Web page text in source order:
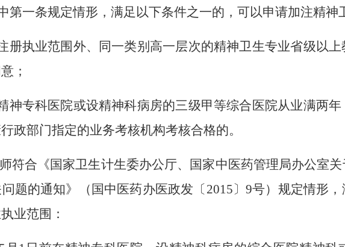
第一条规定情形，满足以下条件之一的，可以申请加注精神
册执业范围外、同一类别高一层次的精神卫生专业省级以
；
神专科医院或设精神科病房的三级甲等综合医院从业满两
政部门指定的业务考核机构考核合格的。
符合《国家卫生计生委办公厅、国家中医药管理局办公室
题的通知》（国中医药办医政发〔 2015〕 9号）规定情形
业范围：